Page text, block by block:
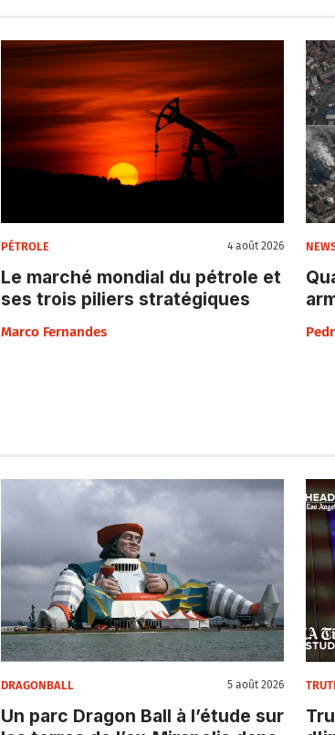
PÉTROLE 4 août 2026
Le marché mondial du pétrole et
ses trois piliers stratégiques
Marco Fernandes
DRAGONBALL 5 août 2026
Un parc Dragon Ball à l’étude sur